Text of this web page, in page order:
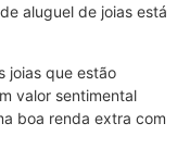
aluguel de joias está
joias que estão
valor sentimental
boa renda extra com